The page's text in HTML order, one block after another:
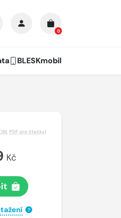
0
BLESKmobil
, PDF pro čtečky)
Kč
?